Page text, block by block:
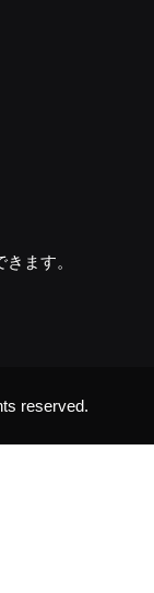
ます。
reserved.